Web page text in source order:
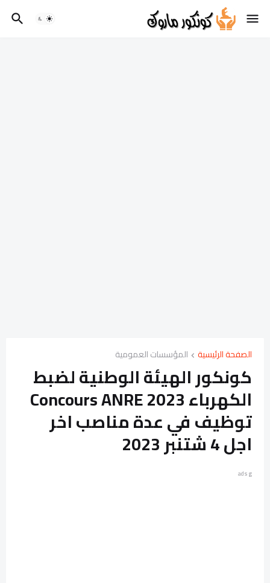
الصفحة الرئيسية المؤسسات العمومية
كونكور الهيئة الوطنية لضبط
الكهرباء Concours ANRE 2023
توظيف في عدة مناصب اخر
اجل 4 شتنبر 2023
ads g